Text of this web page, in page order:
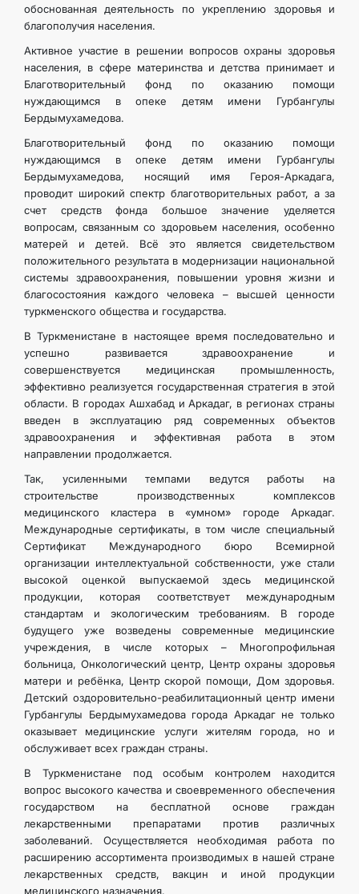
обоснованная деятельность по укреплению здоровья и
благополучия населения.
Активное участие в решении вопросов охраны здоровья
населения, в сфере материнства и детства принимает и
Благотворительный фонд по оказанию помощи
нуждающимся в опеке детям имени Гурбангулы
Бердымухамедова.
Благотворительный фонд по оказанию помощи
нуждающимся в опеке детям имени Гурбангулы
Бердымухамедова, носящий имя Героя-Аркадага,
проводит широкий спектр благотворительных работ, а за
счет средств фонда большое значение уделяется
вопросам, связанным со здоровьем населения, особенно
матерей и детей. Всё это является свидетельством
положительного результата в модернизации национальной
системы здравоохранения, повышении уровня жизни и
благосостояния каждого человека – высшей ценности
туркменского общества и государства.
В Туркменистане в настоящее время последовательно и
успешно развивается здравоохранение и
совершенствуется медицинская промышленность,
эффективно реализуется государственная стратегия в этой
области. В городах Ашхабад и Аркадаг, в регионах страны
введен в эксплуатацию ряд современных объектов
здравоохранения и эффективная работа в этом
направлении продолжается.
Так, усиленными темпами ведутся работы на
строительстве производственных комплексов
медицинского кластера в «умном» городе Аркадаг.
Международные сертификаты, в том числе специальный
Сертификат Международного бюро Всемирной
организации интеллектуальной собственности, уже стали
высокой оценкой выпускаемой здесь медицинской
продукции, которая соответствует международным
стандартам и экологическим требованиям. В городе
будущего уже возведены современные медицинские
учреждения, в числе которых – Многопрофильная
больница, Онкологический центр, Центр охраны здоровья
матери и ребёнка, Центр скорой помощи, Дом здоровья.
Детский оздоровительно-реабилитационный центр имени
Гурбангулы Бердымухамедова города Аркадаг не только
оказывает медицинские услуги жителям города, но и
обслуживает всех граждан страны.
В Туркменистане под особым контролем находится
вопрос высокого качества и своевременного обеспечения
государством на бесплатной основе граждан
лекарственными препаратами против различных
заболеваний. Осуществляется необходимая работа по
расширению ассортимента производимых в нашей стране
лекарственных средств, вакцин и иной продукции
медицинского назначения.